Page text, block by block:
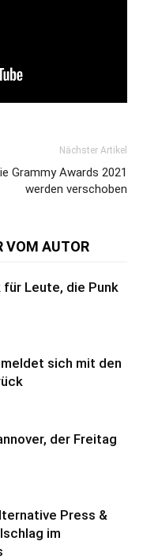
Nächster Artikel
Grammy Awards 2021
werden verschoben
VOM AUTOR
für Leute, die Punk
sich mit den
der Freitag
Press &
im